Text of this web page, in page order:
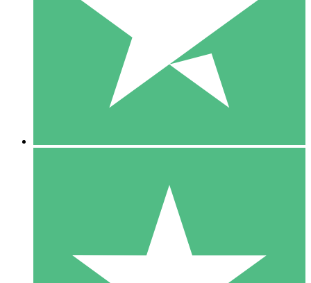
1000
10 Downloaden
20 00